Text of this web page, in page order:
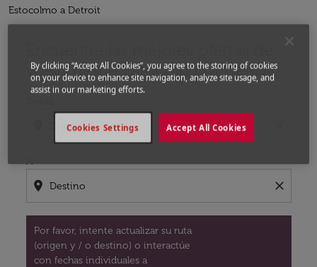
Estocolmo a Detroit
vuelo desde Estocolmo a Detroit
A
location_on close
Por favor, intente actualizar su ruta
(origen y / o destino) o interactúe
con fechas individuales a
By clicking “Accept All Cookies”, you agree to the storing of cookies
on your device to enhance site navigation, analyze site usage, and
assist in our marketing efforts.
Accept All Cookies
Cookies Settings